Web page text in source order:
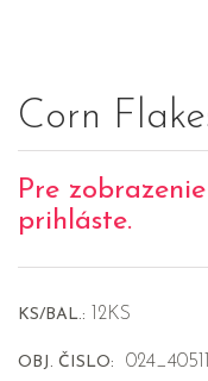
Corn
Pre
prihláste.
KS/BAL.: 12KS
OBJ. ČISLO: